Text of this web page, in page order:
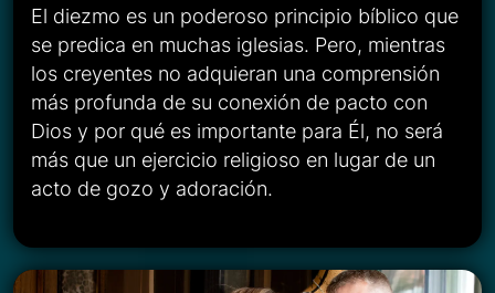
El diezmo es un poderoso principio bíblico que
se predica en muchas iglesias. Pero, mientras
los creyentes no adquieran una comprensión
más profunda de su conexión de pacto con
Dios y por qué es importante para Él, no será
más que un ejercicio religioso en lugar de un
acto de gozo y adoración.